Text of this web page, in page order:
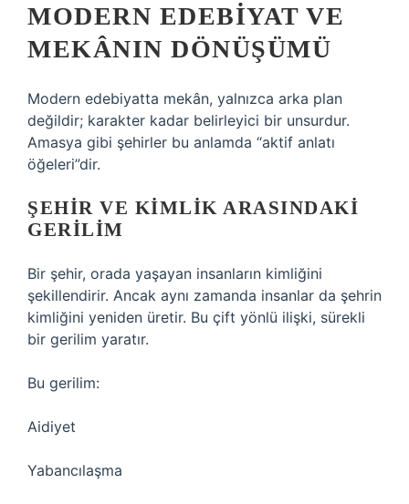
MODERN EDEBIYAT VE
MEKÂNIN DÖNÜŞÜMÜ
Modern edebiyatta mekân, yalnızca arka plan
değildir; karakter kadar belirleyici bir unsurdur.
Amasya gibi şehirler bu anlamda “aktif anlatı
öğeleri”dir.
ŞEHIR VE KIMLIK ARASINDAKI
GERILIM
Bir şehir, orada yaşayan insanların kimliğini
şekillendirir. Ancak aynı zamanda insanlar da şehrin
kimliğini yeniden üretir. Bu çift yönlü ilişki, sürekli
bir gerilim yaratır.
Bu gerilim:
Aidiyet
Yabancılaşma